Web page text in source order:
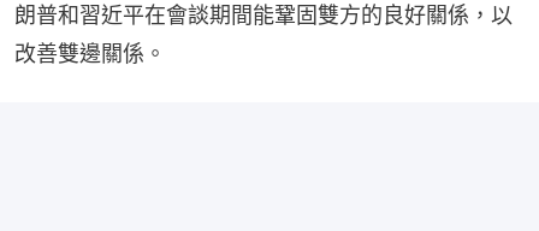
朗普和習近平在會談期間能鞏固雙方的良好關係，以
改善雙邊關係。